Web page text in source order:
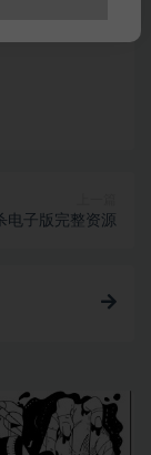
电子版完整资源